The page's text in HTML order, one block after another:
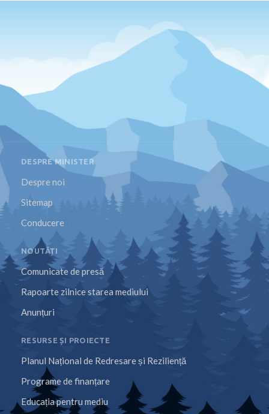
DESPRE MINISTER
Despre noi
Sitemap
Conducere
NOUTĂȚI
Comunicate de presă
Rapoarte zilnice starea mediului
Anunțuri
RESURSE ȘI PROIECTE
Planul Național de Redresare și Reziliență
Programe de finanțare
Educația pentru mediu